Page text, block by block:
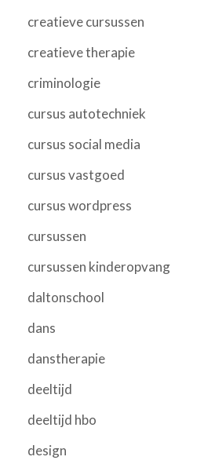
creatieve cursussen
creatieve therapie
criminologie
cursus autotechniek
cursus social media
cursus vastgoed
cursus wordpress
cursussen
cursussen kinderopvang
daltonschool
dans
danstherapie
deeltijd
deeltijd hbo
design